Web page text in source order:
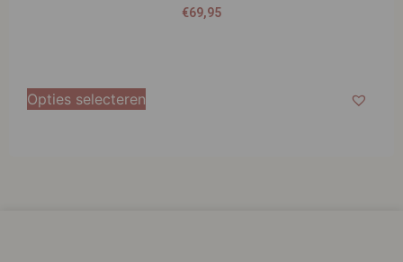
€69,95
Opties selecteren